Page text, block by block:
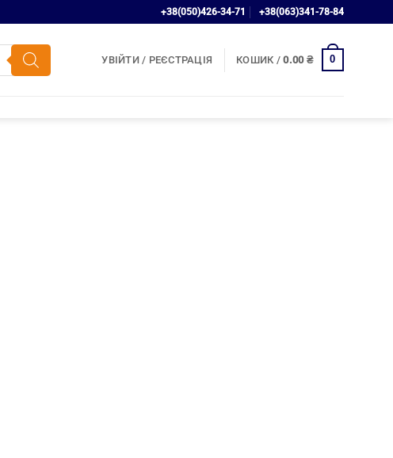
+38(050)426-34-71 +38(063)341-78-84
УВІЙТИ / РЕЄСТРАЦІЯ КОШИК /0.00 ₴ 0